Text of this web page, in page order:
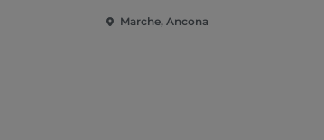
Marche, Ancona